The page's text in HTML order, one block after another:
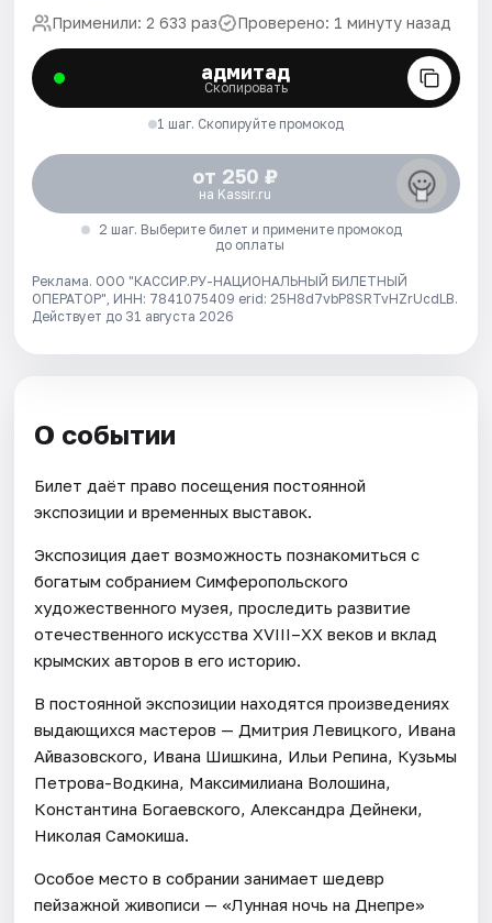
Применили: 2 633 раз Проверено: 1 минуту назад
адмитад
Скопировать
1 шаг. Скопируйте промокод
от 250 ₽
на Kassir.ru
2 шаг. Выберите билет и примените промокод
до оплаты
Реклама. ООО "КАССИР.РУ-НАЦИОНАЛЬНЫЙ БИЛЕТНЫЙ
ОПЕРАТОР", ИНН: 7841075409 erid: 25H8d7vbP8SRTvHZrUcdLB.
Действует до 31 августа 2026
О событии
Билет даёт право посещения постоянной
экспозиции и временных выставок.
Экспозиция дает возможность познакомиться с
богатым собранием Симферопольского
художественного музея, проследить развитие
отечественного искусства XVIII–ХХ веков и вклад
крымских авторов в его историю.
В постоянной экспозиции находятся произведениях
выдающихся мастеров — Дмитрия Левицкого, Ивана
Айвазовского, Ивана Шишкина, Ильи Репина, Кузьмы
Петрова-Водкина, Максимилиана Волошина,
Константина Богаевского, Александра Дейнеки,
Николая Самокиша.
Особое место в собрании занимает шедевр
пейзажной живописи — «Лунная ночь на Днепре»